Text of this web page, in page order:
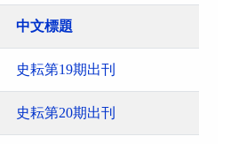
中文標題
史耘第19期出刊
史耘第20期出刊